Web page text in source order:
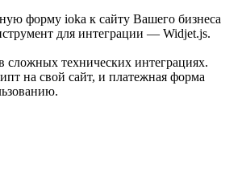
форму ioka к сайту Вашего бизнеса
для интеграции — Widjet.js.
сложных технических интеграциях.
на свой сайт, и платежная форма